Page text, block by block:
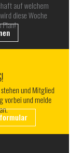
auf welchem
diese Woche
Plan!
und Mitglied
vorbei und melde